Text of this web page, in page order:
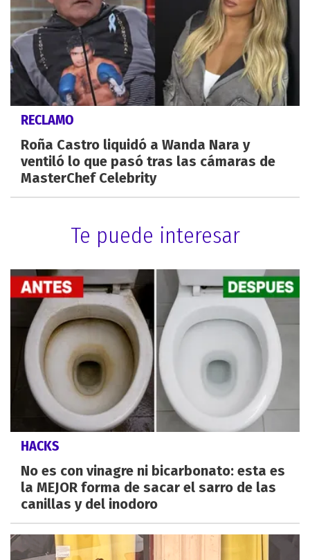
RECLAMO
Roña Castro liquidó a Wanda Nara y
ventiló lo que pasó tras las cámaras de
MasterChef Celebrity
Te puede interesar
HACKS
No es con vinagre ni bicarbonato: esta es
la MEJOR forma de sacar el sarro de las
canillas y del inodoro